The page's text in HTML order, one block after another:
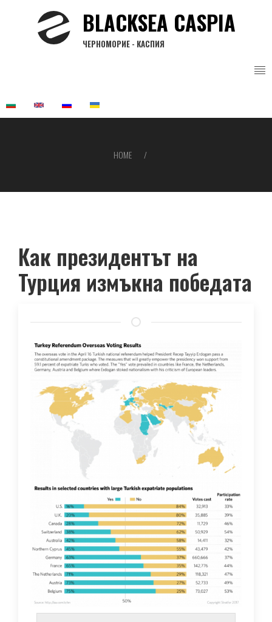
BLACKSEA CASPIA
ЧЕРНОМОРИЕ - КАСПИЯ
HOME
Как президентът на
Турция измъкна победата